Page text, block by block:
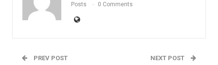
Posts 0 Comments
PREV POST NEXT POST